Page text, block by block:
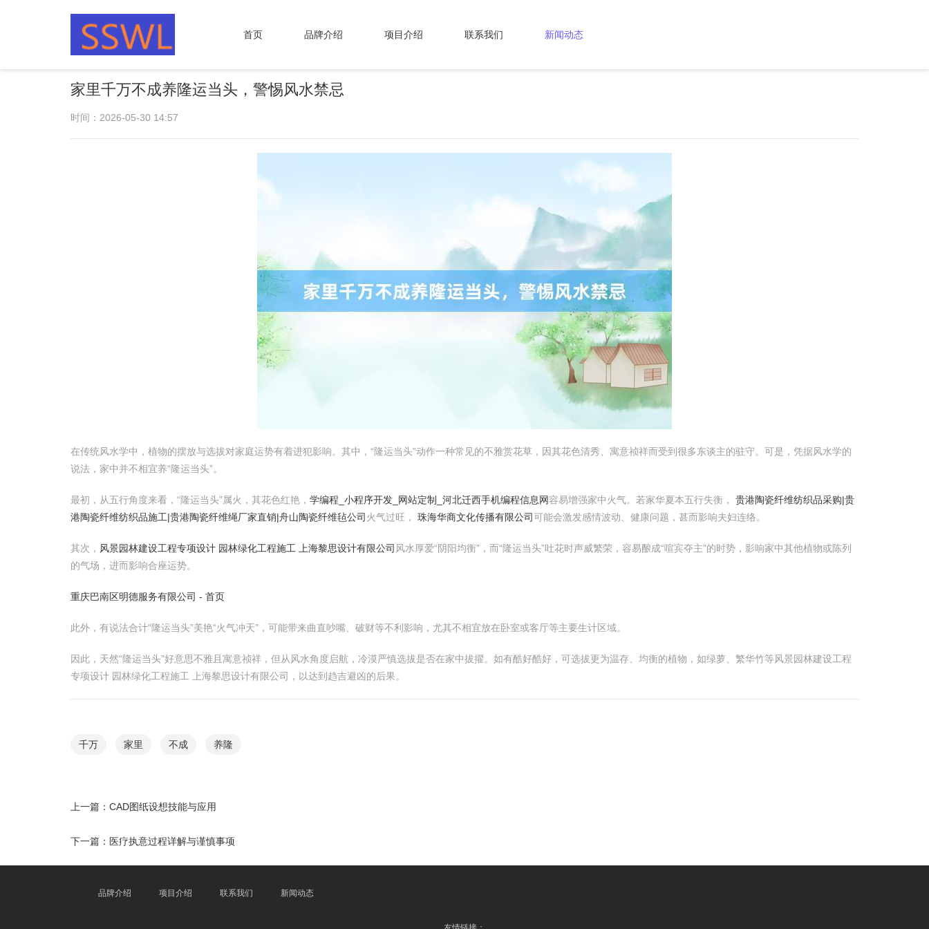
首页 品牌介绍 项目介绍 联系我们 新闻动态
家里千万不成养隆运当头，警惕风水禁忌
时间：2026-05-30 14:57
在传统风水学中，植物的摆放与选拔对家庭运势有着进犯影响。其中，“隆运当头”动作一种常见的不雅赏花草，因其花色清秀、寓意祯祥而受到很多东谈主的驻守。可是，凭据风水学的
说法，家中并不相宜养“隆运当头”。
最初，从五行角度来看，“隆运当头”属火，其花色红艳， 学编程_小程序开发_网站定制_河北迁西手机编程信息网容易增强家中火气。若家华夏本五行失衡， 贵港陶瓷纤维纺织品采购|贵
港陶瓷纤维纺织品施工|贵港陶瓷纤维绳厂家直销|舟山陶瓷纤维毡公司 火气过旺， 珠海华商文化传播有限公司可能会激发感情波动、健康问题，甚而影响夫妇连络。
其次， 风景园林建设工程专项设计 园林绿化工程施工 上海黎思设计有限公司 风水厚爱“阴阳均衡”，而“隆运当头”吐花时声威繁荣，容易酿成“喧宾夺主”的时势，影响家中其他植物或陈列
的气场，进而影响合座运势。
重庆巴南区明德服务有限公司 - 首页
此外，有说法合计“隆运当头”美艳“火气冲天”，可能带来曲直吵嘴、破财等不利影响，尤其不相宜放在卧室或客厅等主要生计区域。
因此，天然“隆运当头”好意思不雅且寓意祯祥，但从风水角度启航，冷漠严慎选拔是否在家中拔擢。如有酷好酷好，可选拔更为温存、均衡的植物，如绿萝、繁华竹等风景园林建设工程
专项设计 园林绿化工程施工 上海黎思设计有限公司，以达到趋吉避凶的后果。
千万 家里 不成 养隆
上一篇： CAD图纸设想技能与应用
下一篇： 医疗执意过程详解与谨慎事项
品牌介绍 项目介绍 联系我们 新闻动态